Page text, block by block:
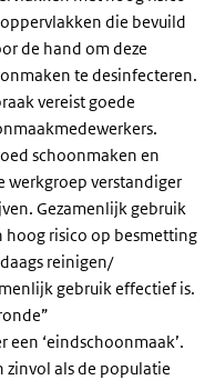
die bevuild
de hand om deze
te desinfecteren.
vereist goede
schoonmaken en
werkgroep verstandiger
Gezamenlijk gebruik
risico op besmetting
reinigen/
gebruik effectief is.
een ‘eindschoonmaak’.
zinvol als de populatie